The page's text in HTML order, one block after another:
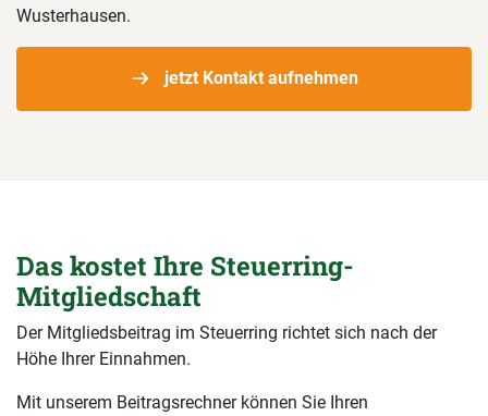
Wusterhausen.
jetzt Kontakt aufnehmen
Das kostet Ihre Steuerring-
Mitgliedschaft
Der Mitgliedsbeitrag im Steuerring richtet sich nach der
Höhe Ihrer Einnahmen.
Mit unserem Beitragsrechner können Sie Ihren